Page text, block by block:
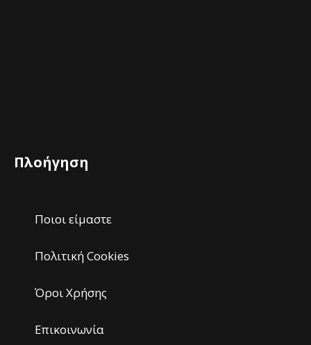
Πλοήγηση
Ποιοι είμαστε
Πολιτική Cookies
Όροι Χρήσης
Επικοινωνία